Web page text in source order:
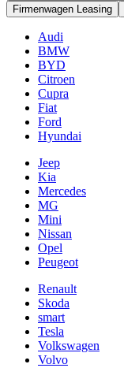
Firmenwagen Leasing
Audi
BMW
BYD
Citroen
Cupra
Fiat
Ford
Hyundai
Jeep
Kia
Mercedes
MG
Mini
Nissan
Opel
Peugeot
Renault
Skoda
smart
Tesla
Volkswagen
Volvo